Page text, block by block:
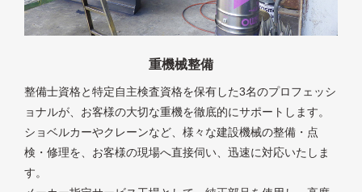
重機械整備
整備士資格と特定自主検査資格を保有した3名のプロフェッシ
ョナルが、お客様の大切な重機を徹底的にサポートします。
ショベルカーやクレーンなど、様々な建設機械の整備・点
検・修理を、お客様の現場へ直接伺い、迅速に対応いたしま
す。